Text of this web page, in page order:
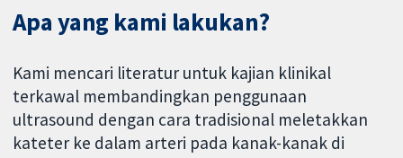
Apa yang kami lakukan?
Kami mencari literatur untuk kajian klinikal
terkawal membandingkan penggunaan
ultrasound dengan cara tradisional meletakkan
kateter ke dalam arteri pada kanak-kanak di